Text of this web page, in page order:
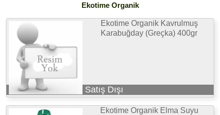
Ekotime Organik
Ekotime Organik Kavrulmuş
Karabuğday (Greçka) 400gr
Satış Dışı
Ekotime Organik Elma Suyu